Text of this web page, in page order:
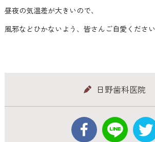
昼夜の気温差が大きいので、
風邪などひかないよう、皆さんご自愛ください
日野歯科医院